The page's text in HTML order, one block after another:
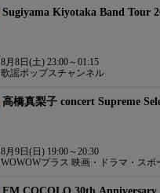
Sugiyama Kiyotaka Band Tour
8月8日(土) 23:00～01:15
歌謡ポップスチャンネル
高橋真梨子 concert Supreme
8月9日(日) 19:00～20:30
WOWOWプラス 映画・ドラマ・スポ